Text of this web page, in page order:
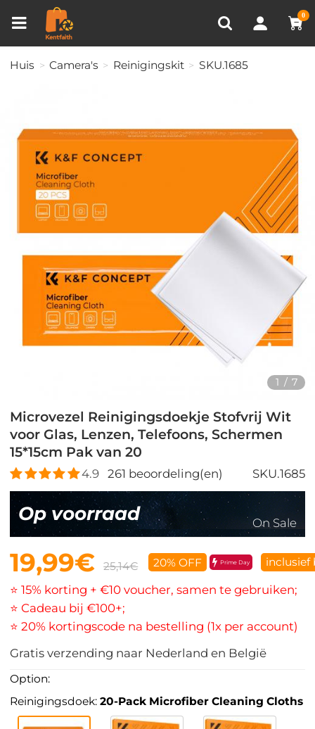
0
RECENT BEKEKEN
Huis Camera's Reinigingskit SKU.1685
1 / 7
Microvezel Reinigingsdoekje Stofvrij Wit
voor Glas, Lenzen, Telefoons, Schermen
15*15cm Pak van 20
4.9 261 beoordeling(en) SKU.1685
Op voorraad On Sale
19,99€ 25,14€ 20% OFF Prime Day inclusief
⭐ 15% korting + €10 voucher, samen te gebruiken;
⭐ Cadeau bij €100+;
⭐ 20% kortingscode na bestelling (1x per account)
Gratis verzending naar Nederland en België
Option:
Reinigingsdoek:20-Pack Microfiber Cleaning Cloths